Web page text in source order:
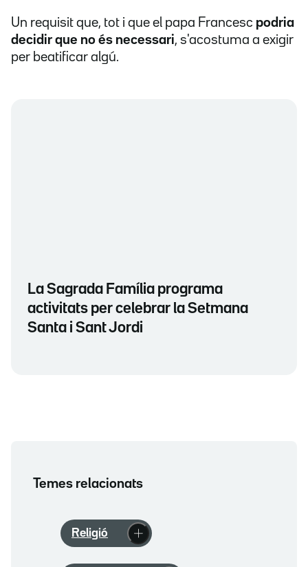
Un requisit que, tot i que el papa Francesc podria
decidir que no és necessari, s'acostuma a exigir
per beatificar algú.
La Sagrada Família programa
activitats per celebrar la Setmana
Santa i Sant Jordi
Temes relacionats
Religió